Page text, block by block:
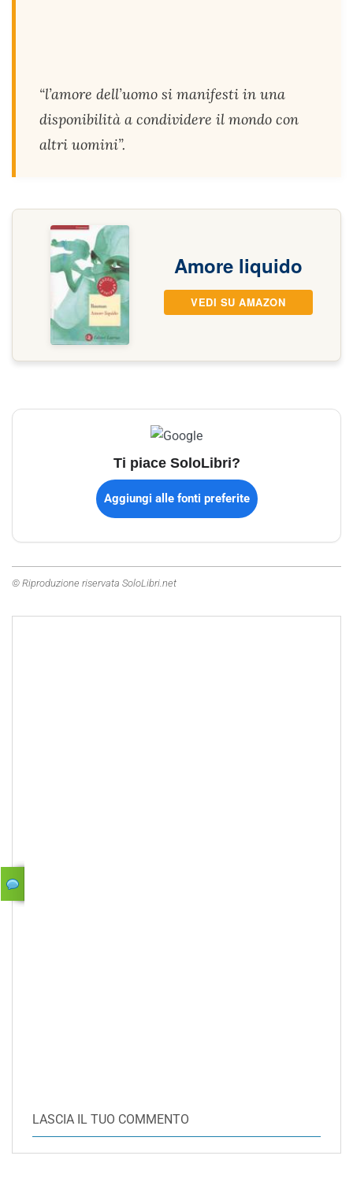
“l’amore dell’uomo si manifesti in una
disponibilità a condividere il mondo con
altri uomini”.
Amore liquido
VEDI SU AMAZON
Ti piace SoloLibri?
Aggiungi alle fonti preferite
© Riproduzione riservata SoloLibri.net
LASCIA IL TUO COMMENTO